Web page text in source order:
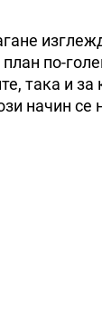
по-
така и
начин се